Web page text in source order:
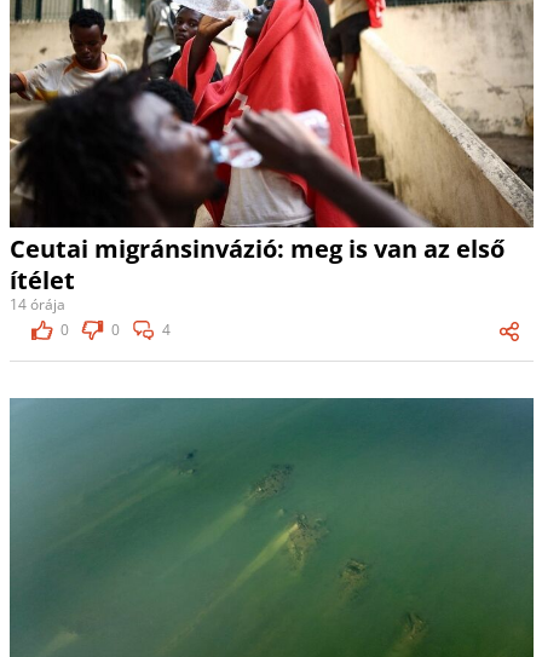
Ceutai migránsinvázió: meg is van az első
ítélet
14 órája
0
0 4